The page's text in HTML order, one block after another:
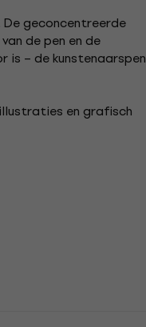
geconcentreerde
de pen en de
is – de kunstenaarspen
en grafisch